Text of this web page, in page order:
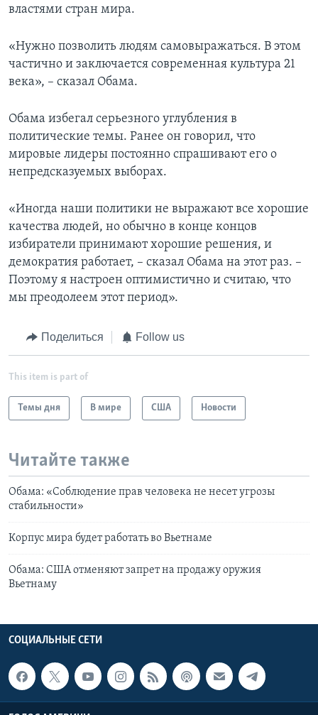
властями стран мира.
«Нужно позволить людям самовыражаться. В этом
частично и заключается современная культура 21
века», – сказал Обама.
Обама избегал серьезного углубления в
политические темы. Ранее он говорил, что
мировые лидеры постоянно спрашивают его о
непредсказуемых выборах.
«Иногда наши политики не выражают все хорошие
качества людей, но обычно в конце концов
избиратели принимают хорошие решения, и
демократия работает, – сказал Обама на этот раз. –
Поэтому я настроен оптимистично и считаю, что
мы преодолеем этот период».
Поделиться Follow us
This item is part of
Темы дня В мире США Новости
Читайте также
Обама: «Соблюдение прав человека не несет угрозы
стабильности»
Корпус мира будет работать во Вьетнаме
Обама: США отменяют запрет на продажу оружия
Вьетнаму
СОЦИАЛЬНЫЕ СЕТИ